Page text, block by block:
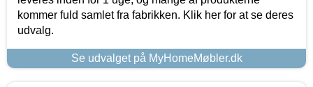
kommer fuld samlet fra fabrikken. Klik her for at se deres
udvalg.
Se udvalget på MyHomeMøbler.dk